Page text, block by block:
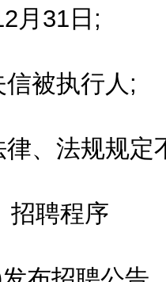
月31日;
被执行人;
法规规定
聘程序